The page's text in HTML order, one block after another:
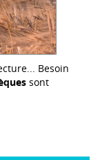
Besoin
sont